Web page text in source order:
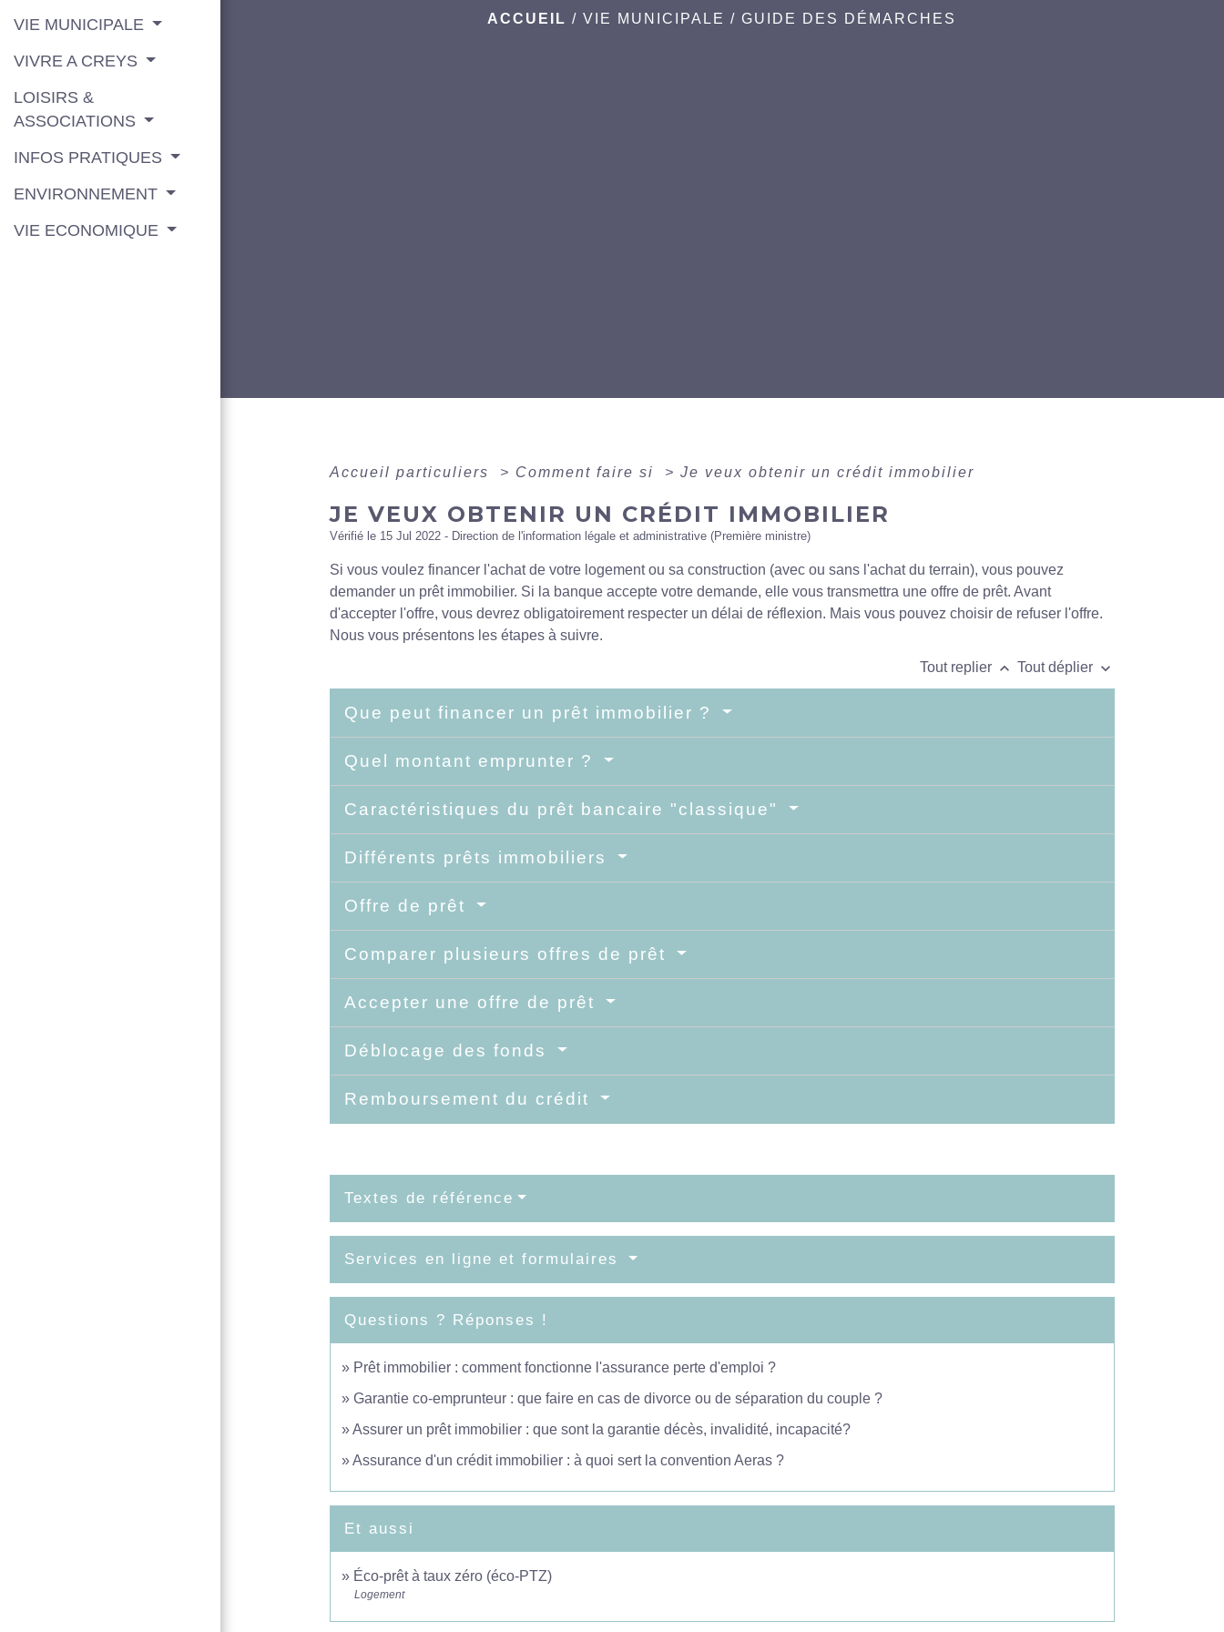
VIE MUNICIPALE
VIVRE A CREYS
LOISIRS &
ASSOCIATIONS
INFOS PRATIQUES
ENVIRONNEMENT
VIE ECONOMIQUE
ACCUEIL /VIE MUNICIPALE /GUIDE DES DÉMARCHES
Accueil particuliers > Comment faire si > Je veux obtenir un crédit immobilier
JE VEUX OBTENIR UN CRÉDIT IMMOBILIER
Vérifié le 15 Jul 2022 - Direction de l'information légale et administrative (Première ministre)
Si vous voulez financer l'achat de votre logement ou sa construction (avec ou sans l'achat du terrain), vous pouvez
demander un prêt immobilier. Si la banque accepte votre demande, elle vous transmettra une offre de prêt. Avant
d'accepter l'offre, vous devrez obligatoirement respecter un délai de réflexion. Mais vous pouvez choisir de refuser l'offre.
Nous vous présentons les étapes à suivre.
Tout replier keyboard_arrow_up Tout déplier keyboard_arrow_down
Que peut financer un prêt immobilier ?
Quel montant emprunter ?
Caractéristiques du prêt bancaire "classique"
Différents prêts immobiliers
Offre de prêt
Comparer plusieurs offres de prêt
Accepter une offre de prêt
Déblocage des fonds
Remboursement du crédit
Textes de référence
Services en ligne et formulaires
Questions ? Réponses !
Prêt immobilier : comment fonctionne l'assurance perte d'emploi ?
Garantie co-emprunteur : que faire en cas de divorce ou de séparation du couple ?
Assurer un prêt immobilier : que sont la garantie décès, invalidité, incapacité?
Assurance d'un crédit immobilier : à quoi sert la convention Aeras ?
Et aussi
Éco-prêt à taux zéro (éco-PTZ)
Logement